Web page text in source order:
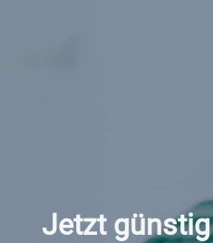
Jetzt